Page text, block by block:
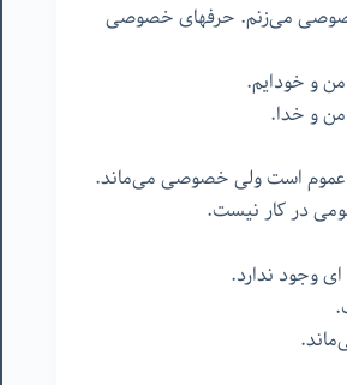
می‌زنم. حرفهای خصوصی
و خودایم.
و خدا.
عموم است ولی خصوصی می‌ماند.
در کار نیست.
وجود ندارد.